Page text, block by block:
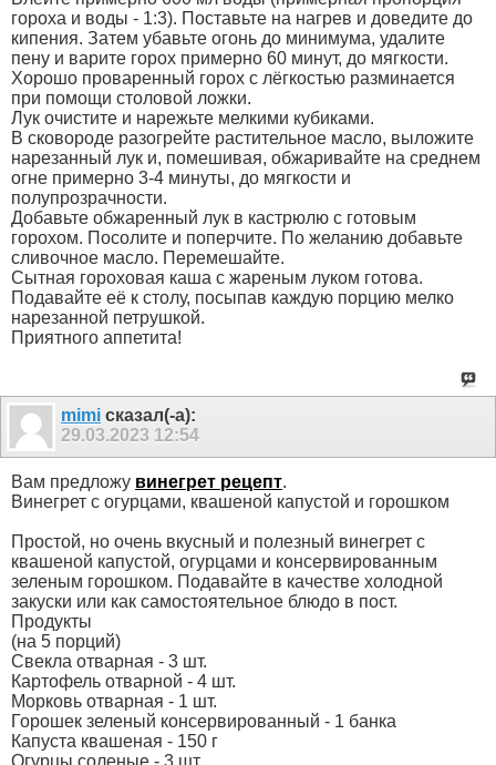
гороха и воды - 1:3). Поставьте на нагрев и доведите до
кипения. Затем убавьте огонь до минимума, удалите
пену и варите горох примерно 60 минут, до мягкости.
Хорошо проваренный горох с лёгкостью разминается
при помощи столовой ложки.
Лук очистите и нарежьте мелкими кубиками.
В сковороде разогрейте растительное масло, выложите
нарезанный лук и, помешивая, обжаривайте на среднем
огне примерно 3-4 минуты, до мягкости и
полупрозрачности.
Добавьте обжаренный лук в кастрюлю с готовым
горохом. Посолите и поперчите. По желанию добавьте
сливочное масло. Перемешайте.
Сытная гороховая каша с жареным луком готова.
Подавайте её к столу, посыпав каждую порцию мелко
нарезанной петрушкой.
Приятного аппетита!
mimi сказал(-а):
29.03.2023 12:54
Вам предложу винегрет рецепт.
Винегрет с огурцами, квашеной капустой и горошком
Простой, но очень вкусный и полезный винегрет с
квашеной капустой, огурцами и консервированным
зеленым горошком. Подавайте в качестве холодной
закуски или как самостоятельное блюдо в пост.
Продукты
(на 5 порций)
Свекла отварная - 3 шт.
Картофель отварной - 4 шт.
Морковь отварная - 1 шт.
Горошек зеленый консервированный - 1 банка
Капуста квашеная - 150 г
Огурцы соленые - 3 шт.